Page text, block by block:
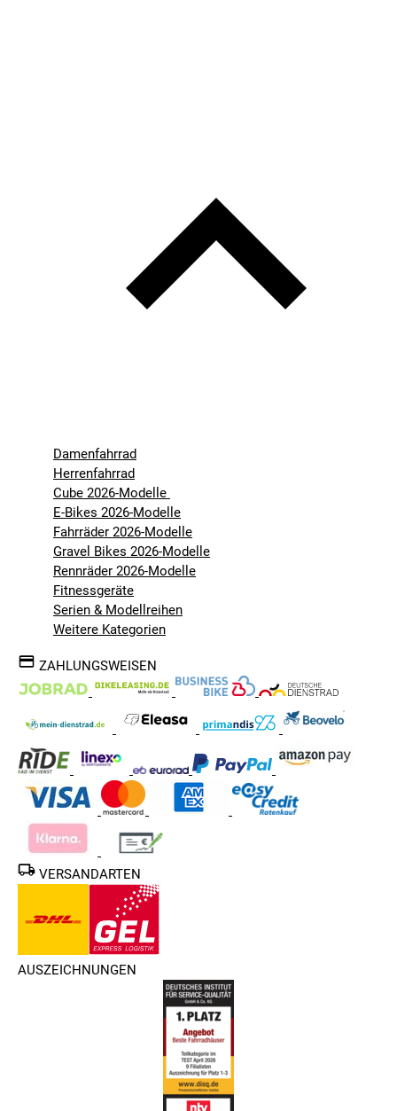
Damenfahrrad
Herrenfahrrad
Cube 2026-Modelle
E-Bikes 2026-Modelle
Fahrräder 2026-Modelle
Gravel Bikes 2026-Modelle
Rennräder 2026-Modelle
Fitnessgeräte
Serien & Modellreihen
Weitere Kategorien
ZAHLUNGSWEISEN
VERSANDARTEN
AUSZEICHNUNGEN